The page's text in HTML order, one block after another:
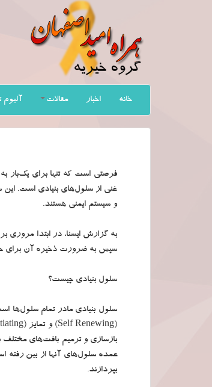
خانه اخبار مقالات آلبوم
فرصتی است که تنها برای یک‌بار
غنی از سلول‌های بنیادی است. این
و سیستم ایمنی هستند.
به گزارش ایسنا، در ابتدا
سپس به ضرورت ذخیره آن برای
سلول بنیادی چیست؟
سلول بنیادی مادر تمام سلول‌ها
بازسازی و ترمیم بافت‌های
عمده سلول‌های آنها از بین
بپردازند.